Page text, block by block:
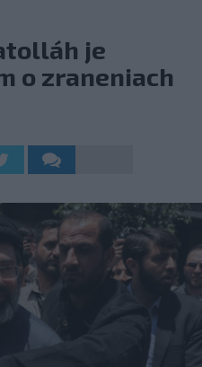
je
o zraneniach